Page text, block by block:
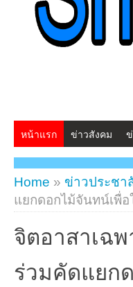
หน้าแรก ข่าวสังคม
สวัสดีครับ
Home » ข่าวประชา
แยกดอกไม้จันทน์เพื่
จิตอาสาเฉ
ร่วมคัดแยก